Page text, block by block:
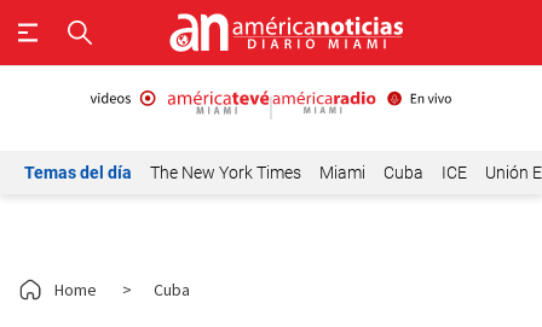
Temas del día The New York Times Miami Cuba ICE Unión
Home > Cuba